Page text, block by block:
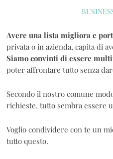
Avere una lista migliora e
privata o in azienda, capita di
Siamo convinti di essere
poter affrontare tutto senza
Secondo il nostro comune
richieste, tutto sembra essere
Voglio condividere con te un
tutto questo.